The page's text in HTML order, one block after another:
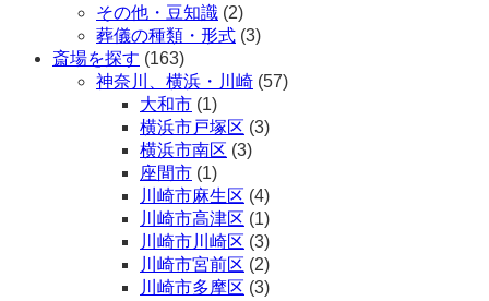
その他・豆知識 (2)
葬儀の種類・形式 (3)
斎場を探す (163)
神奈川、横浜・川崎 (57)
大和市 (1)
横浜市戸塚区 (3)
横浜市南区 (3)
座間市 (1)
川崎市麻生区 (4)
川崎市高津区 (1)
川崎市川崎区 (3)
川崎市宮前区 (2)
川崎市多摩区 (3)